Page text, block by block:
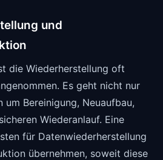
und
die Wiederherstellung oft
Es geht nicht nur
um Bereinigung, Neuaufbau,
Wiederanlauf. Eine
für Datenwiederherstellung
übernehmen, soweit diese